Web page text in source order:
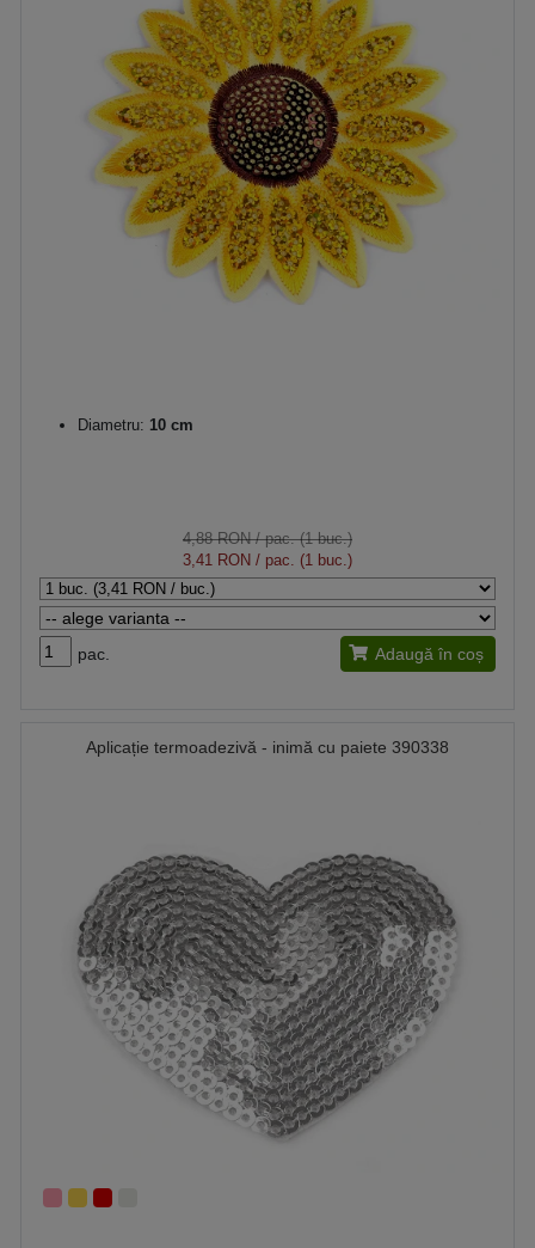
Diametru: 10 cm
4,88 RON/ pac. (1 buc.)
3,41 RON / pac. (1 buc.)
pac. Adaugă în coș
Aplicație termoadezivă - inimă cu paiete 390338